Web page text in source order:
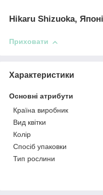
Hikaru Shizuoka,
Приховати
Характеристики
Основні атрибути
Країна виробник
Вид квітки
Колір
Спосіб упаковки
Тип рослини